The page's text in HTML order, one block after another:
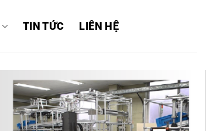
TIN TỨC LIÊN HỆ